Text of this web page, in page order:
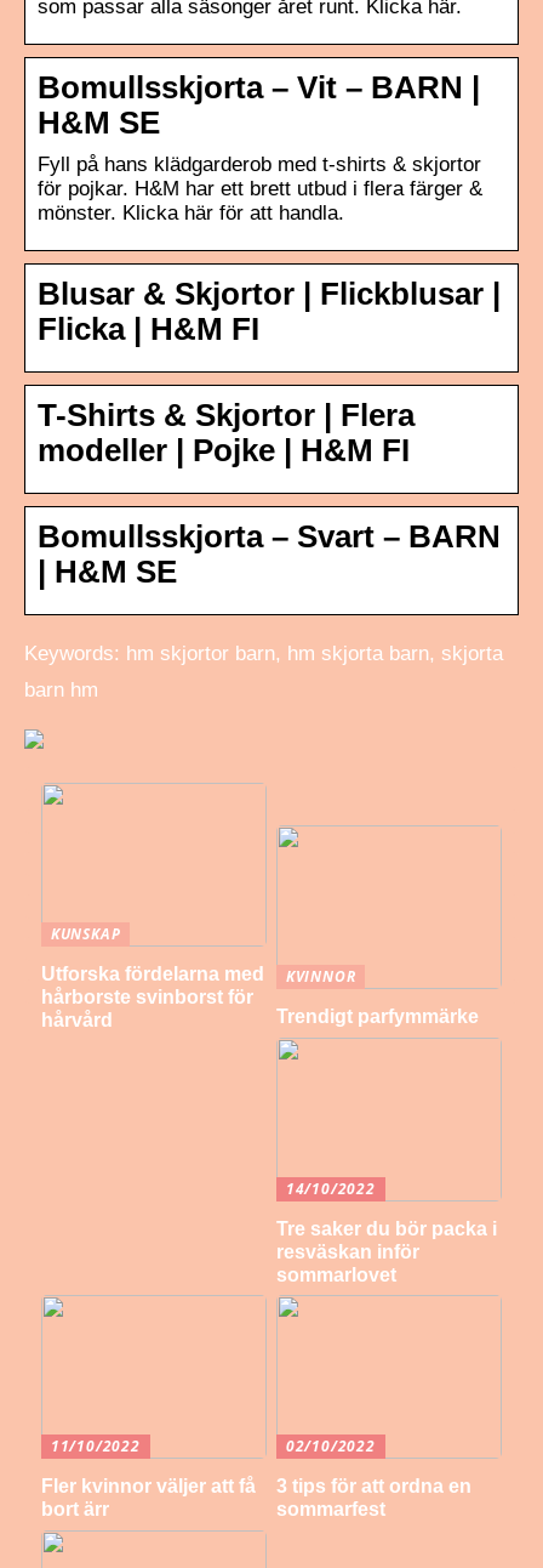
som passar alla säsonger året runt. Klicka här.
Bomullsskjorta – Vit – BARN |
H&M SE
Fyll på hans klädgarderob med t-shirts & skjortor
för pojkar. H&M har ett brett utbud i flera färger &
mönster. Klicka här för att handla.
Blusar & Skjortor | Flickblusar |
Flicka | H&M FI
T-Shirts & Skjortor | Flera
modeller | Pojke | H&M FI
Bomullsskjorta – Svart – BARN
| H&M SE
Keywords: hm skjortor barn, hm skjorta barn, skjorta
barn hm
KUNSKAP
Utforska fördelarna med
hårborste svinborst för
hårvård
KVINNOR
Trendigt parfymmärke
14/10/2022
Tre saker du bör packa i
resväskan inför
sommarlovet
11/10/2022
Fler kvinnor väljer att få
bort ärr
02/10/2022
3 tips för att ordna en
sommarfest